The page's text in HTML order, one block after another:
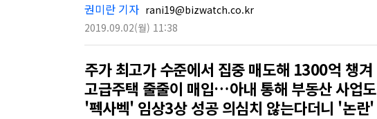
권미란 기자 rani19@bizwatch.co.kr
2019.09.02(월) 11:38
주가 최고가 수준에서 집중 매도해 1300억 챙겨
고급주택 줄줄이 매입…아내 통해 부동산 사업도
'펙사벡' 임상3상 성공 의심치 않는다더니 '논란'